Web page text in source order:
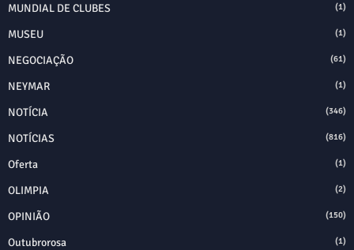
MUNDIAL DE CLUBES (1)
MUSEU (1)
NEGOCIAÇÃO (61)
NEYMAR (1)
NOTÍCIA (346)
NOTÍCIAS (816)
Oferta (1)
OLIMPIA (2)
OPINIÃO (150)
Outubrorosa (1)